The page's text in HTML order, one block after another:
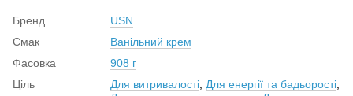
Бренд
USN
Смак
Ванільний крем
Фасовка
908 г
Ціль
Для витривалості Для енергії та бадьорості